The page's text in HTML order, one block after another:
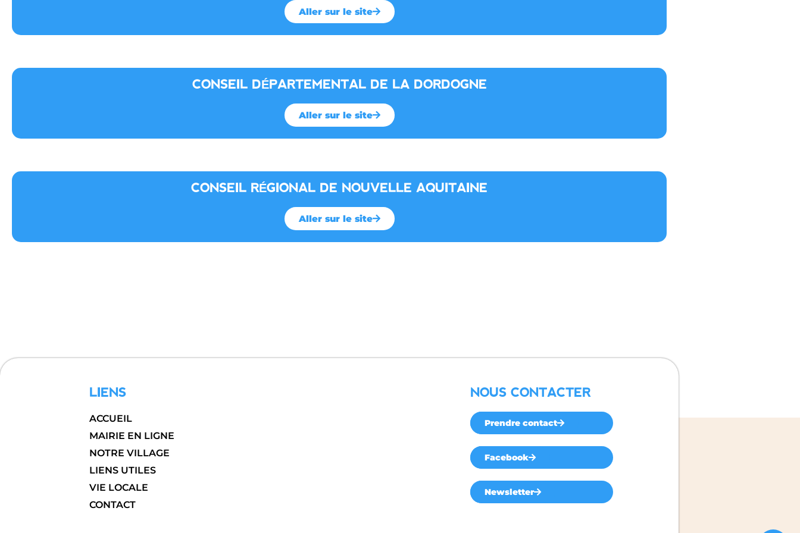
Aller sur le site
CONSEIL DÉPARTEMENTAL DE LA DORDOGNE
Aller sur le site
CONSEIL RÉGIONAL DE NOUVELLE AQUITAINE
Aller sur le site
LIENS
ACCUEIL
MAIRIE EN LIGNE
NOTRE VILLAGE
LIENS UTILES
VIE LOCALE
CONTACT
NOUS CONTACTER
Prendre contact
Facebook
Newsletter